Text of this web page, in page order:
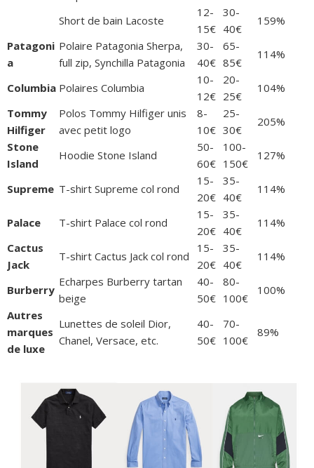
Short de bain Lacoste
12-
15€
30-
40€
159%
Patagoni
a
Polaire Patagonia Sherpa,
full zip, Synchilla Patagonia
30-
40€
65-
85€
114%
Columbia Polaires Columbia
10-
12€
20-
25€
104%
Tommy
Hilfiger
Polos Tommy Hilfiger unis
avec petit logo
8-
10€
25-
30€
205%
Stone
Island
Hoodie Stone Island
50-
60€
100-
150€
127%
Supreme T-shirt Supreme col rond
15-
20€
35-
40€
114%
Palace T-shirt Palace col rond
15-
20€
35-
40€
114%
Cactus
Jack
T-shirt Cactus Jack col rond
15-
20€
35-
40€
114%
Burberry
Echarpes Burberry tartan
beige
40-
50€
80-
100€
100%
Autres
marques
de luxe
Lunettes de soleil Dior,
Chanel, Versace, etc.
40-
50€
70-
100€
89%